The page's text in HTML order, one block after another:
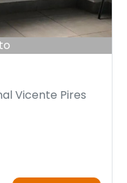
Vicente Pires